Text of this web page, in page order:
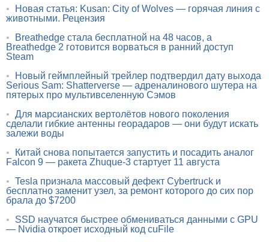
•
Новая статья: Kusan: City of Wolves — горячая линия с
животными. Рецензия
•
Breathedge стала бесплатной на 48 часов, а
Breathedge 2 готовится ворваться в ранний доступ
Steam
•
Новый геймплейный трейлер подтвердил дату выхода
Serious Sam: Shatterverse — адреналинового шутера на
пятерых про мультивселенную Сэмов
• Для марсианских вертолётов нового поколения
сделали гибкие антенны георадаров — они будут искать
залежи воды
•
Китай снова попытается запустить и посадить аналог
Falcon 9 — ракета Zhuque-3 стартует 11 августа
• Tesla признала массовый дефект Cybertruck и
бесплатно заменит узел, за ремонт которого до сих пор
брала до $7200
•
SSD научатся быстрее обмениваться данными с GPU
— Nvidia откроет исходный код cuFile